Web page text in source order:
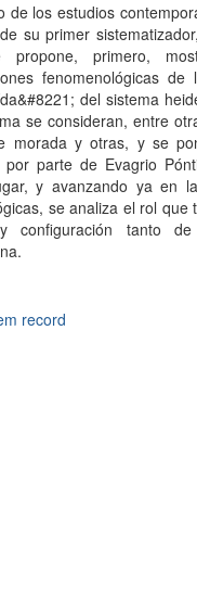
de los estudios
su primer
propone, primero,
fenomenológicas
del sistema
se consideran, entre
morada y otras, y se
por parte de Evagrio
y avanzando ya en
se analiza el rol
y configuración tanto
record